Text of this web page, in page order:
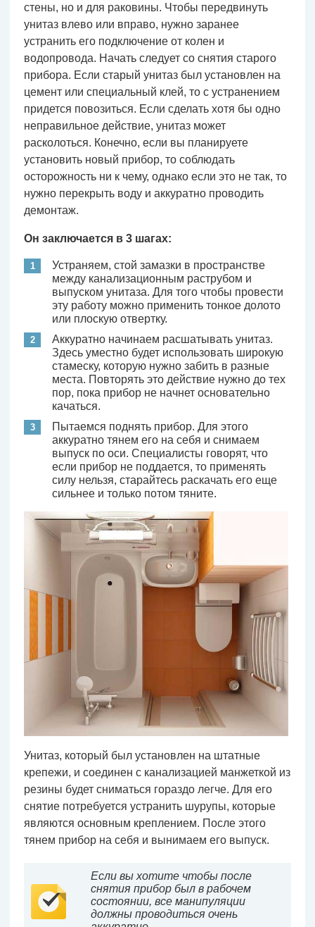
стены, но и для раковины. Чтобы передвинуть
унитаз влево или вправо, нужно заранее
устранить его подключение от колен и
водопровода. Начать следует со снятия старого
прибора. Если старый унитаз был установлен на
цемент или специальный клей, то с устранением
придется повозиться. Если сделать хотя бы одно
неправильное действие, унитаз может
расколоться. Конечно, если вы планируете
установить новый прибор, то соблюдать
осторожность ни к чему, однако если это не так, то
нужно перекрыть воду и аккуратно проводить
демонтаж.
Он заключается в 3 шагах:
Устраняем, стой замазки в пространстве
между канализационным раструбом и
выпуском унитаза. Для того чтобы провести
эту работу можно применить тонкое долото
или плоскую отвертку.
Аккуратно начинаем расшатывать унитаз.
Здесь уместно будет использовать широкую
стамеску, которую нужно забить в разные
места. Повторять это действие нужно до тех
пор, пока прибор не начнет основательно
качаться.
Пытаемся поднять прибор. Для этого
аккуратно тянем его на себя и снимаем
выпуск по оси. Специалисты говорят, что
если прибор не поддается, то применять
силу нельзя, старайтесь раскачать его еще
сильнее и только потом тяните.
Унитаз, который был установлен на штатные
крепежи, и соединен с канализацией манжеткой из
резины будет сниматься гораздо легче. Для его
снятие потребуется устранить шурупы, которые
являются основным креплением. После этого
тянем прибор на себя и вынимаем его выпуск.
Если вы хотите чтобы после
снятия прибор был в рабочем
состоянии, все манипуляции
должны проводиться очень